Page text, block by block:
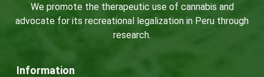
We promote the therapeutic use of cannabis and
advocate for its recreational legalization in Peru through
research.
Information